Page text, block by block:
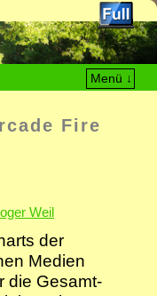
Menü ↓
Fire
Weil
der
Medien
die Gesamt-